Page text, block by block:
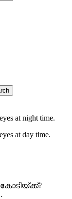
at night time.
at day time.
കോടിയ്ക്ക്?